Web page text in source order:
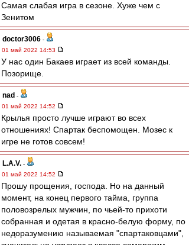
Самая слабая игра в сезоне. Хуже чем с
Зенитом
doctor3006 -
01 май 2022 14:53
У нас один Бакаев играет из всей команды.
Позорище.
nad -
01 май 2022 14:52
Крылья просто лучше играют во всех
отношениях! Спартак беспомощен. Мозес к
игре не готов совсем!
L.А.V. -
01 май 2022 14:52
Прошу прощения, господа. Но на данный
момент, на конец первого тайма, группа
половозрелых мужчин, по чьей-то прихоти
собранная и одетая в красно-белую форму, по
недоразумению называемая "спартаковцами",